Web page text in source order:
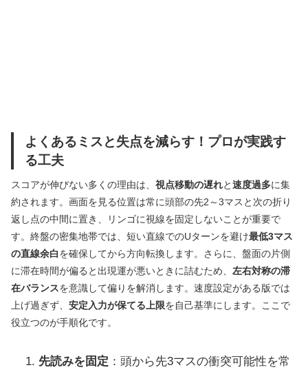
よくあるミスと失点を減らす！プロが実践す
る工夫
スコアが伸びない多くの理由は、 視点移動の遅れと速度過多に集
約されます。画面を見る位置は常に頭部の先2～3マスと次の折り
返し点の中間に置き、リンゴに視線を固定しないことが重要で
す。終盤の密集地帯では、短い直線でのUターンを避け最低3マス
の直線余白を確保してから方向転換します。さらに、盤面の片側
に滞在時間が偏ると出現運が悪いときに詰むため、 左右対称の滞
在バランスを意識して偏りを解消します。速度設定がある版では
上げ過ぎず、 安定入力が保てる上限を自己基準にします。ここで
役立つのが手順化です。
先読みを固定 ：頭から先3マスの衝突可能性を常